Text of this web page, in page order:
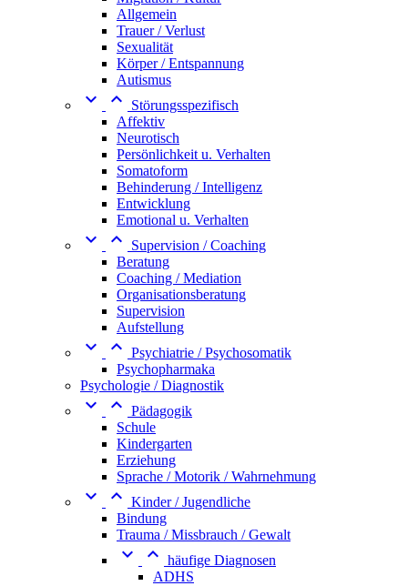
Allgemein
Trauer / Verlust
Sexualität
Körper / Entspannung
Autismus
 
Störungsspezifisch
Affektiv
Neurotisch
Persönlichkeit u. Verhalten
Somatoform
Behinderung / Intelligenz
Entwicklung
Emotional u. Verhalten
 
Supervision / Coaching
Beratung
Coaching / Mediation
Organisationsberatung
Supervision
Aufstellung
  Psychiatrie / Psychosomatik
Psychopharmaka
Psychologie / Diagnostik
  Pädagogik
Schule
Kindergarten
Erziehung
Sprache / Motorik / Wahrnehmung
  Kinder / Jugendliche
Bindung
Trauma / Missbrauch / Gewalt
  häufige Diagnosen
ADHS